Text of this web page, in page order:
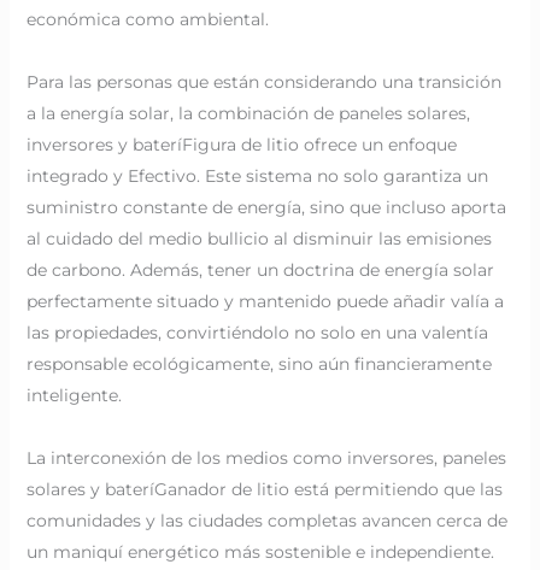
económica como ambiental.
Para las personas que están considerando una transición
a la energía solar, la combinación de paneles solares,
inversores y bateríFigura de litio ofrece un enfoque
integrado y Efectivo. Este sistema no solo garantiza un
suministro constante de energía, sino que incluso aporta
al cuidado del medio bullicio al disminuir las emisiones
de carbono. Además, tener un doctrina de energía solar
perfectamente situado y mantenido puede añadir valía a
las propiedades, convirtiéndolo no solo en una valentía
responsable ecológicamente, sino aún financieramente
inteligente.
La interconexión de los medios como inversores, paneles
solares y bateríGanador de litio está permitiendo que las
comunidades y las ciudades completas avancen cerca de
un maniquí energético más sostenible e independiente.